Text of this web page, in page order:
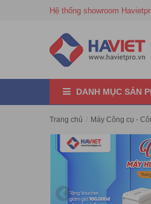
Hệ thống showroom
DANH MỤC SẢN
Trang chủ / Máy Công cụ -